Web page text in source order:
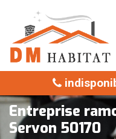
Entreprise
Servon 50170